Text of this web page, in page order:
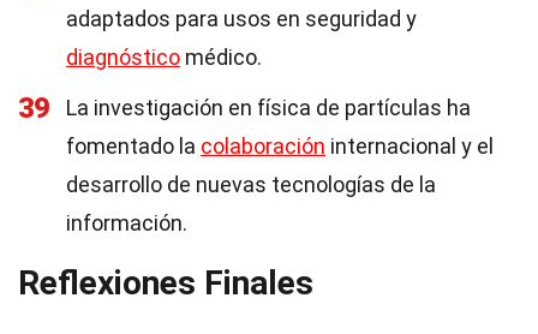
adaptados para usos en seguridad y
diagnóstico médico.
39
La investigación en física de partículas ha
fomentado la colaboración internacional y el
desarrollo de nuevas tecnologías de la
información.
Reflexiones Finales